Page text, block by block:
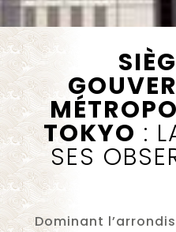
TOKYO :
SES
Dominant